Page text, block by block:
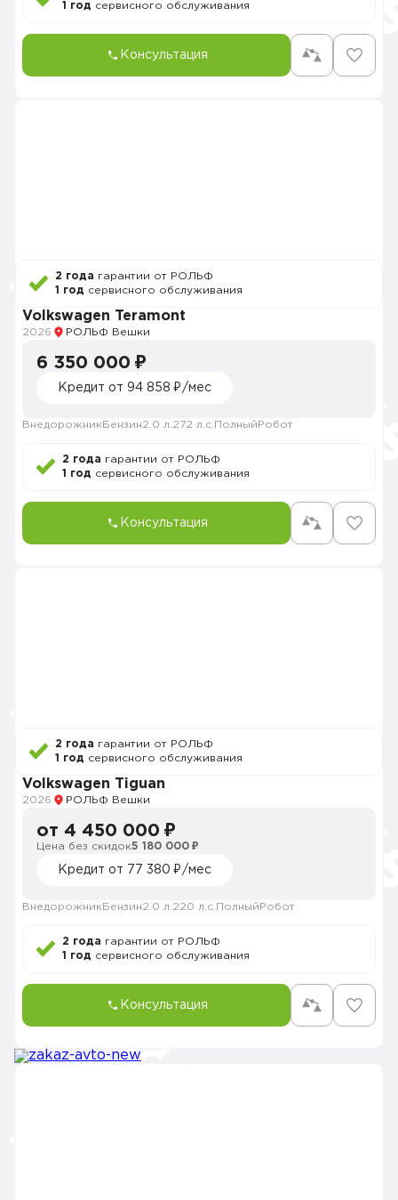
1 год сервисного обслуживания
Консультация
2 года гарантии от РОЛЬФ
1 год сервисного обслуживания
Volkswagen Teramont
2026 РОЛЬФ Вешки
6 350 000 ₽
Кредит от 94 858 ₽/мес
Внедорожник Бензин2.0 л. 272 л.с. Полный Робот
2 года гарантии от РОЛЬФ
1 год сервисного обслуживания
Консультация
2 года гарантии от РОЛЬФ
1 год сервисного обслуживания
Volkswagen Tiguan
2026 РОЛЬФ Вешки
от 4 450 000 ₽
Цена без скидок5 180 000 ₽
Кредит от 77 380 ₽/мес
Внедорожник Бензин2.0 л. 220 л.с. Полный Робот
2 года гарантии от РОЛЬФ
1 год сервисного обслуживания
Консультация